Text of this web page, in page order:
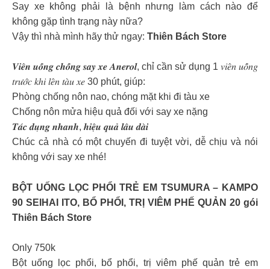
Say xe không phải là bệnh nhưng làm cách nào để
không gặp tình trạng này nữa?
Vậy thì nhà mình hãy thử ngay: Thiên Bách Store
𝑽𝒊𝒆̂𝒏 𝒖𝒐̂́𝒏𝒈 𝒄𝒉𝒐̂́𝒏𝒈 𝒔𝒂𝒚 𝒙𝒆 𝑨𝒏𝒆𝒓𝒐𝒍, chỉ cần sử dụng 1 𝑣𝑖𝑒̂𝑛 𝑢𝑜̂́𝑛𝑔
𝑡𝑟𝑢̛𝑜̛́𝑐 𝑘ℎ𝑖 𝑙𝑒̂𝑛 𝑡𝑎̀𝑢 𝑥𝑒 30 phút, giúp:
Phòng chống nôn nao, chóng mặt khi đi tàu xe
Chống nôn mửa hiệu quả đối với say xe nặng
𝑻𝒂́𝒄 𝒅𝒖̣𝒏𝒈 𝒏𝒉𝒂𝒏𝒉, 𝒉𝒊𝒆̣̂𝒖 𝒒𝒖𝒂̉ 𝒍𝒂̂𝒖 𝒅𝒂̀𝒊
Chúc cả nhà có một chuyến đi tuyệt vời, dễ chịu và nói
không với say xe nhé!
BỘT UỐNG LỌC PHỔI TRẺ EM TSUMURA – KAMPO
90 SEIHAI ITO, BỔ PHỔI, TRỊ VIÊM PHẾ QUẢN 20 gói
Thiên Bách Store
Only 750k
Bột uống lọc phổi, bổ phổi, trị viêm phế quản trẻ em